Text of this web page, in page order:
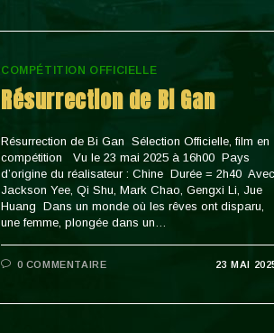
COMPÉTITION OFFICIELLE
Résurrection de Bi Gan
Résurrection de Bi Gan Sélection Officielle, film en
compétition Vu le 23 mai 2025 à 16h00 Pays
d’origine du réalisateur : Chine Durée = 2h40 Avec
Jackson Yee, Qi Shu, Mark Chao, Gengxi Li, Jue
Huang Dans un monde où les rêves ont disparu,
une femme, plongée dans un…
0 COMMENTAIRE 23 MAI